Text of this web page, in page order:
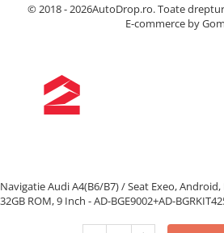
© 2018 - 2026AutoDrop.ro. Toate
E-commerce by
Navigatie Audi A4(B6/B7) / Seat Exeo, Android,
32GB ROM, 9 Inch - AD-BGE9002+AD-